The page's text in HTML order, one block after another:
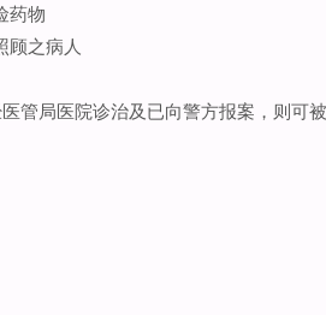
药物
顾之病人
管局医院诊治及已向警方报案，则可被